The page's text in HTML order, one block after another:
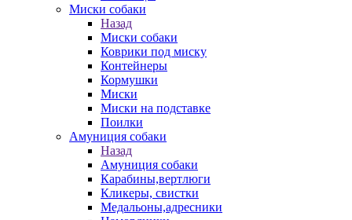
Миски собаки
Назад
Миски собаки
Коврики под миску
Контейнеры
Кормушки
Миски
Миски на подставке
Поилки
Амуниция собаки
Назад
Амуниция собаки
Карабины,вертлюги
Кликеры, свистки
Медальоны,адресники